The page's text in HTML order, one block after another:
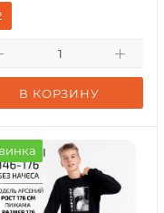
В КОРЗИНУ